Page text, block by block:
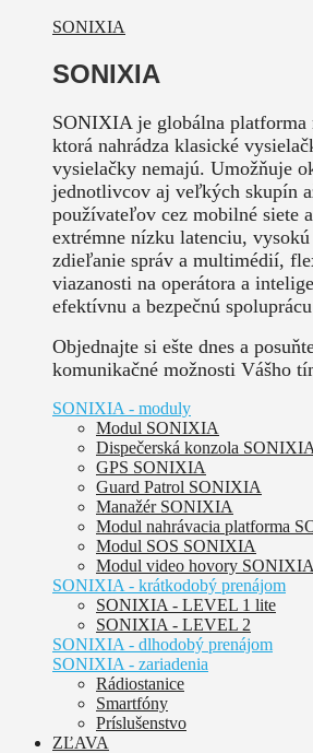
SONIXIA
SONIXIA
SONIXIA je globálna platforma
ktorá nahrádza klasické
vysielačky nemajú. Umožňuje
jednotlivcov aj veľkých skupín
používateľov cez mobilné siete
extrémne nízku latenciu,
zdieľanie správ a multimédií,
viazanosti na operátora a
efektívnu a bezpečnú
Objednajte si ešte dnes a
komunikačné možnosti Vášho
SONIXIA - moduly
Modul SONIXIA
Dispečerská konzola SONIXIA
GPS SONIXIA
Guard Patrol SONIXIA
Manažér SONIXIA
Modul nahrávacia platforma
Modul SOS SONIXIA
Modul video hovory SONIXIA
SONIXIA - krátkodobý prenájom
SONIXIA - LEVEL 1 lite
SONIXIA - LEVEL 2
SONIXIA - dlhodobý prenájom
SONIXIA - zariadenia
Rádiostanice
Smartfóny
Príslušenstvo
ZĽAVA